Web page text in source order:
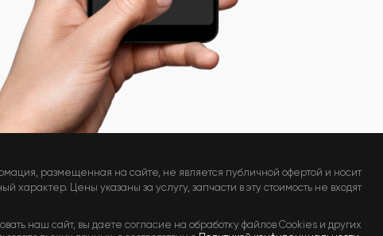
размещенная на сайте, не является публичной офертой и носит
характер. Цены указаны за услугу, запчасти в эту стоимость не входят
наш сайт, вы даете согласие на обработку файлов Cookies и других